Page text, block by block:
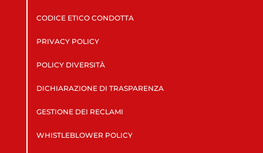
CODICE ETICO CONDOTTA
PRIVACY POLICY
POLICY DIVERSITÀ
DICHIARAZIONE DI TRASPARENZA
GESTIONE DEI RECLAMI
WHISTLEBLOWER POLICY